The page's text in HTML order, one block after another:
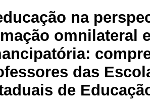
na
omnilateral
das
de